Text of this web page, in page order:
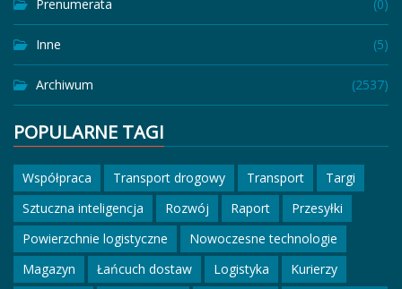
Prenumerata (0)
Inne (5)
Archiwum (2537)
POPULARNE TAGI
Współpraca Transport drogowy Transport
Targi
Sztuczna inteligencja
Rozwój Raport
Przesyłki
Powierzchnie logistyczne
Nowoczesne technologie
Magazyn
Łańcuch dostaw Logistyka
Kurierzy